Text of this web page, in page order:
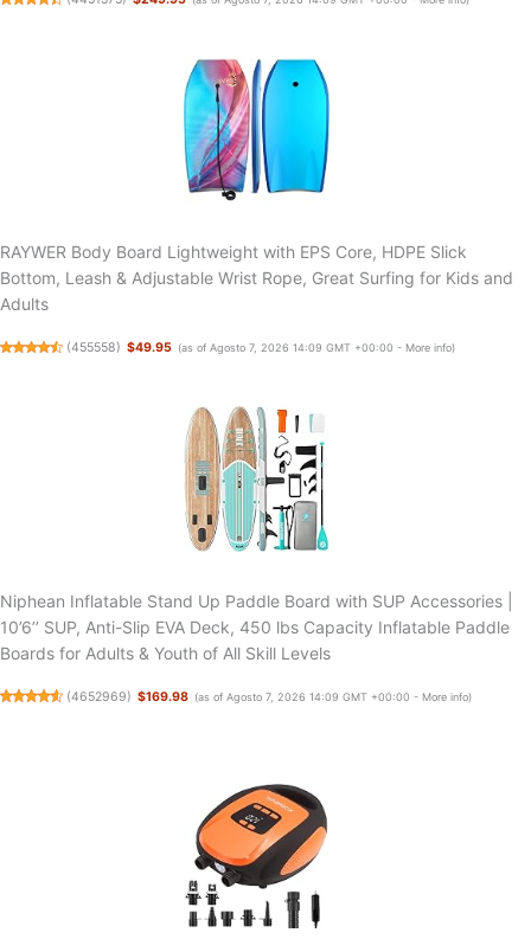
RAYWER Body Board Lightweight with EPS Core, HDPE Slick
Bottom, Leash & Adjustable Wrist Rope, Great Surfing for Kids and
Adults
(455558) $49.95 (as of Agosto 7, 2026 14:09 GMT +00:00 - More info)
Niphean Inflatable Stand Up Paddle Board with SUP Accessories |
10’6’’ SUP, Anti-Slip EVA Deck, 450 lbs Capacity Inflatable Paddle
Boards for Adults & Youth of All Skill Levels
(4652969) $169.98 (as of Agosto 7, 2026 14:09 GMT +00:00 - More info)